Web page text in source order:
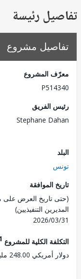
رئيسة
مشروع
المشروع
الفريق
Stephane
الموافقة
تاريخ العرض على مجلس
التنفيذيين)
2026/
الكلية للمشروع1
248.00 مليون